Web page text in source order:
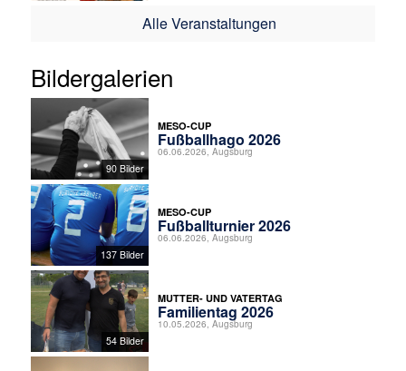
Alle Veranstaltungen
Bildergalerien
90 Bilder
MESO-CUP
Fußballhago 2026
06.06.2026, Augsburg
137 Bilder
MESO-CUP
Fußballturnier 2026
06.06.2026, Augsburg
54 Bilder
MUTTER- UND VATERTAG
Familientag 2026
10.05.2026, Augsburg